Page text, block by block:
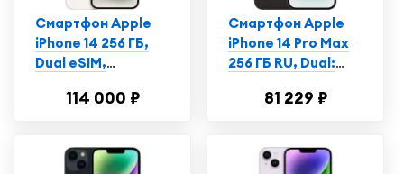
Смартфон Apple
iPhone 14 256 ГБ,
Dual еSIM,
114 000 ₽
Смартфон Apple
iPhone 14 Pro Max
256 ГБ RU, Dual:
космический
81 229 ₽